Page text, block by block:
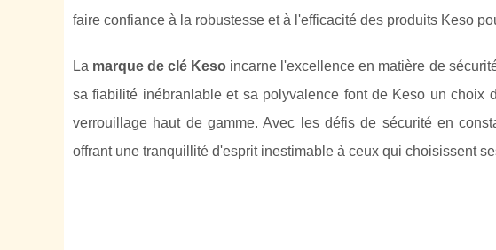
faire confiance à la robustesse et à l'efficacité des produits Keso
La marque de clé Keso incarne l'excellence en matière de
sa fiabilité inébranlable et sa polyvalence font de Keso un choix
verrouillage haut de gamme. Avec les défis de sécurité en
offrant une tranquillité d'esprit inestimable à ceux qui choisissent